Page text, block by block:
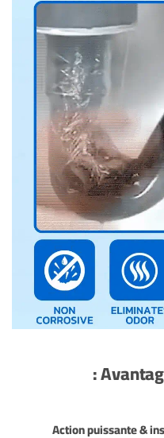
Action puissante &